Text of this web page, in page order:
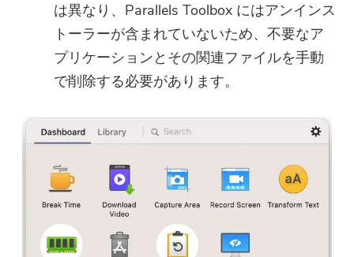
は異なり、Parallels Toolbox にはアンインス
トーラーが含まれていないため、不要なア
プリケーションとその関連ファイルを手動
で削除する必要があります。